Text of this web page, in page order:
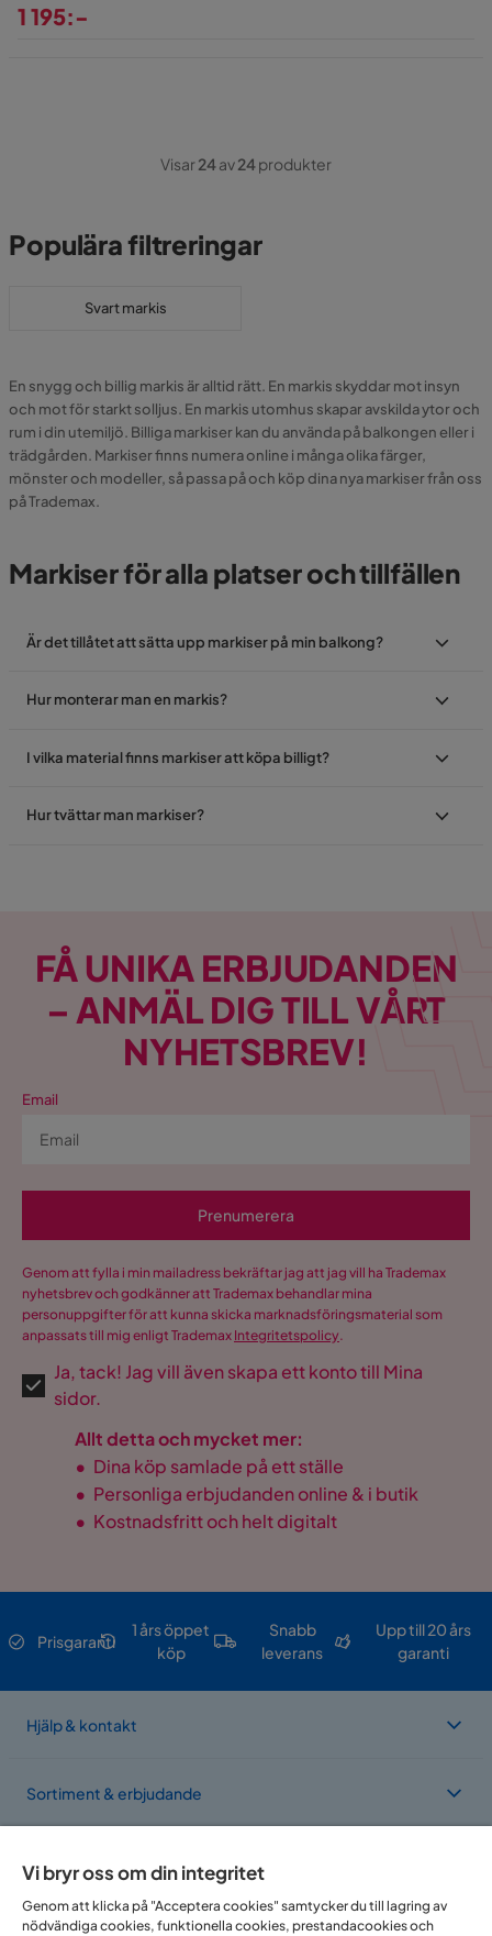
1 195:-
Visar24av24produkter
Populära filtreringar
Svart markis
En snygg och billig markis är alltid rätt. En markis skyddar mot insyn
och mot för starkt solljus. En markis utomhus skapar avskilda ytor och
rum i din utemiljö. Billiga markiser kan du använda på balkongen eller i
trädgården. Markiser finns numera online i många olika färger,
mönster och modeller, så passa på och köp dina nya markiser från oss
på Trademax.
Markiser för alla platser och tillfällen
Är det tillåtet att sätta upp markiser på min balkong?
Hur monterar man en markis?
I vilka material finns markiser att köpa billigt?
Hur tvättar man markiser?
FÅ UNIKA ERBJUDANDEN
– ANMÄL DIG TILL VÅRT
NYHETSBREV!
Email
Prenumerera
Genom att fylla i min mailadress bekräftar jag att jag vill ha Trademax
nyhetsbrev och godkänner att Trademax behandlar mina
personuppgifter för att kunna skicka marknadsföringsmaterial som
anpassats till mig enligt Trademax Integritetspolicy.
Ja, tack! Jag vill även skapa ett konto till Mina
sidor.
Allt detta och mycket mer:
• Dina köp samlade på ett ställe
• Personliga erbjudanden online & i butik
• Kostnadsfritt och helt digitalt
Prisgaranti
1 års öppet
köp
Snabb
leverans
Upp till 20 års
garanti
Hjälp & kontakt
Sortiment & erbjudande
Vi bryr oss om din integritet
Genom att klicka på "Acceptera cookies" samtycker du till lagring av
nödvändiga cookies, funktionella cookies, prestandacookies och